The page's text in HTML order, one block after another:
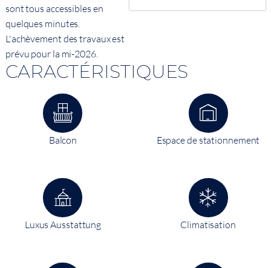
sont tous accessibles en
quelques minutes.
L'achèvement des travaux est
prévu pour la mi-2026.
CARACTÉRISTIQUES
Balcon Espace de stationnement
Luxus Ausstattung Climatisation